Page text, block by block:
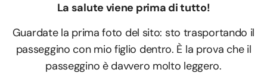
La salute viene prima di tutto!
Guardate la prima foto del sito: sto trasportando il
passeggino con mio figlio dentro. È la prova che il
passeggino è davvero molto leggero.